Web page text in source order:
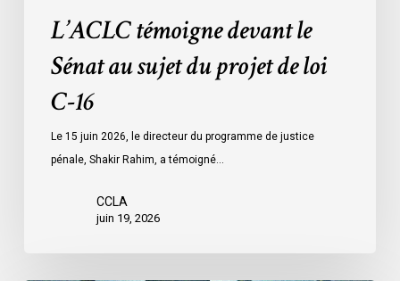
L’ACLC témoigne devant le
Sénat au sujet du projet de loi
C-16
Le 15 juin 2026, le directeur du programme de justice
pénale, Shakir Rahim, a témoigné…
CCLA
juin 19, 2026